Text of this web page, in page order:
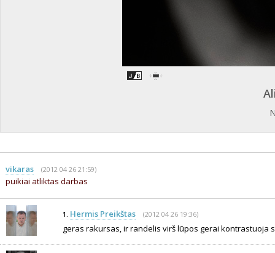
vikaras (2012 04 26 21:59)
puikiai atliktas darbas
1. Hermis Preikštas (2012 04 26 19:36)
geras rakursas, ir randelis virš lūpos gerai kontrastuoja